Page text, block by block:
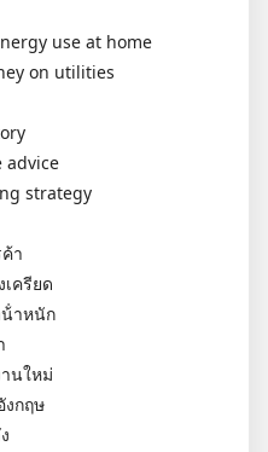
use at home
on utilities
advice
strategy
า
เครียด
าหนัก
นใหม่
งกฤษ